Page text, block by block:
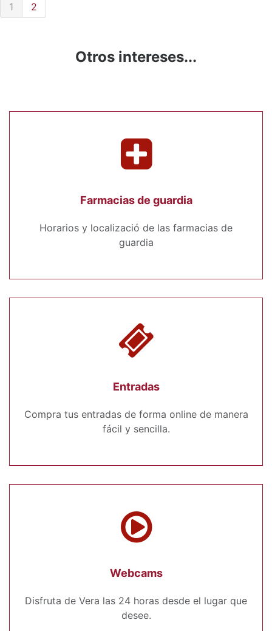
1 2
Otros intereses...
Farmacias de guardia
Horarios y localizació de las farmacias de
guardia
Entradas
Compra tus entradas de forma online de manera
fácil y sencilla.
Webcams
Disfruta de Vera las 24 horas desde el lugar que
desee.